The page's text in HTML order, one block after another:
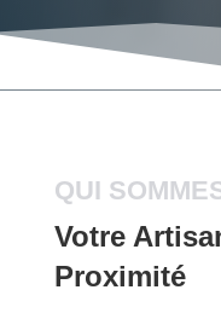
QUI
Votre
Proximité